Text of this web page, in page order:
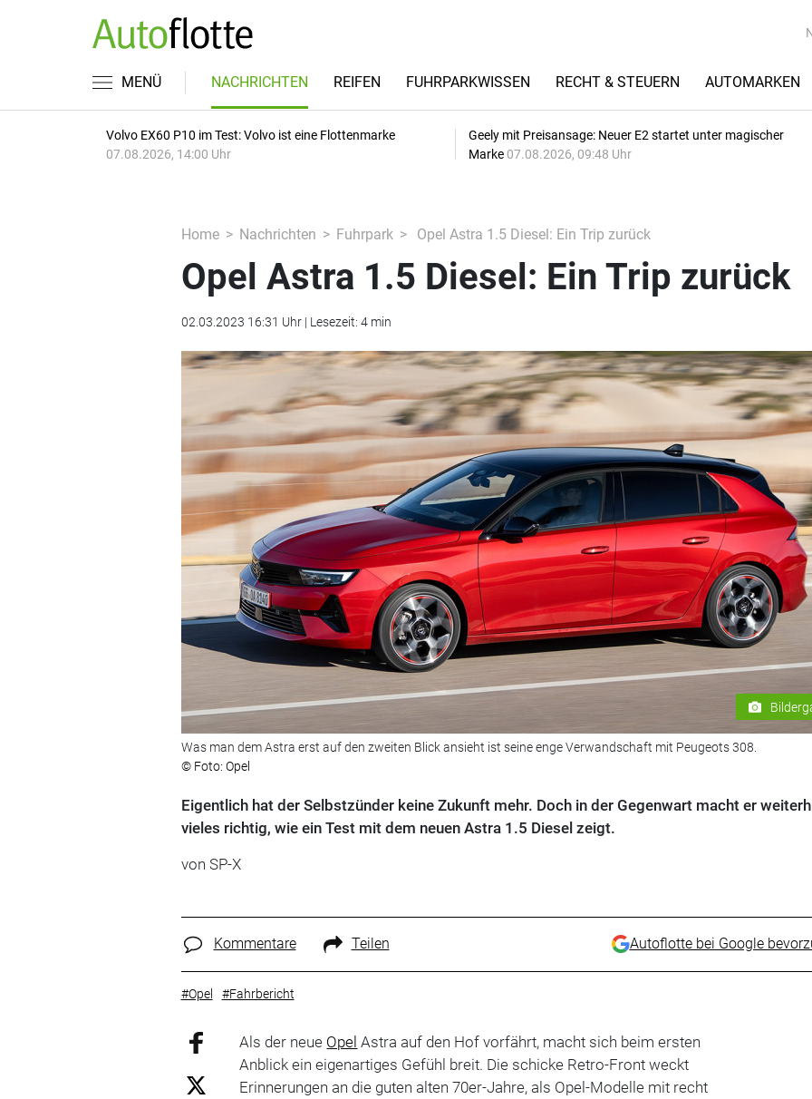
MENÜ NACHRICHTEN REIFEN FUHRPARKWISSEN RECHT & STEUERN AUTOMARKEN
Volvo EX60 P10 im Test: Volvo ist eine Flottenmarke
07.08.2026, 14:00 Uhr
Geely mit Preisansage: Neuer E2 startet unter magischer
Marke 07.08.2026, 09:48 Uhr
Home Nachrichten Fuhrpark Opel Astra 1.5 Diesel: Ein Trip zurück
Opel Astra 1.5 Diesel: Ein Trip zurück
02.03.2023 16:31 Uhr | Lesezeit: 4 min
Was man dem Astra erst auf den zweiten Blick ansieht ist seine enge Verwandschaft mit Peugeots 308.
© Foto: Opel
Eigentlich hat der Selbstzünder keine Zukunft mehr. Doch in der Gegenwart macht er
vieles richtig, wie ein Test mit dem neuen Astra 1.5 Diesel zeigt.
von SP-X
Kommentare Teilen Autoflotte bei Google
#Opel #Fahrbericht
Als der neue Opel Astra auf den Hof vorfährt, macht sich beim ersten
Anblick ein eigenartiges Gefühl breit. Die schicke Retro-Front weckt
Erinnerungen an die guten alten 70er-Jahre, als Opel-Modelle mit recht